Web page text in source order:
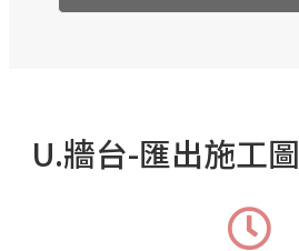
U.牆台-匯出施工圖